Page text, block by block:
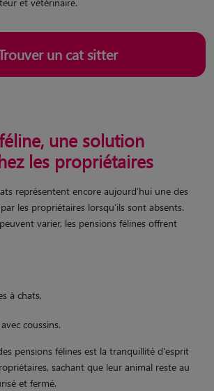
un cat sitter
une solution
les propriétaires
représentent encore aujourd’hui une des
les propriétaires lorsqu’ils sont absents.
varier, les pensions félines offrent
à chats,
coussins.
pensions félines est la tranquillité d'esprit
sachant que leur animal reste au
et fermé.